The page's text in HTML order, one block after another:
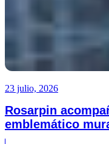
23 julio, 2026
Rosarpin
emblemático